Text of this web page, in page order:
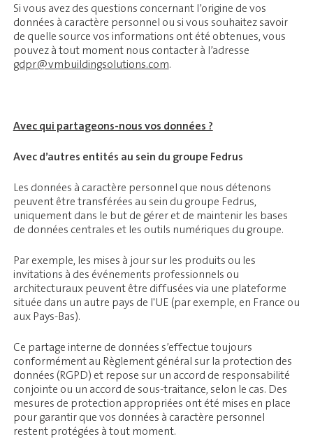
Si vous avez des questions concernant l’origine de vos
données à caractère personnel ou si vous souhaitez savoir
de quelle source vos informations ont été obtenues, vous
pouvez à tout moment nous contacter à l’adresse
gdpr@vmbuildingsolutions.com.
Avec qui partageons-nous vos données ?
Avec d’autres entités au sein du groupe Fedrus
Les données à caractère personnel que nous détenons
peuvent être transférées au sein du groupe Fedrus,
uniquement dans le but de gérer et de maintenir les bases
de données centrales et les outils numériques du groupe.
Par exemple, les mises à jour sur les produits ou les
invitations à des événements professionnels ou
architecturaux peuvent être diffusées via une plateforme
située dans un autre pays de l'UE (par exemple, en France ou
aux Pays-Bas).
Ce partage interne de données s’effectue toujours
conformément au Règlement général sur la protection des
données (RGPD) et repose sur un accord de responsabilité
conjointe ou un accord de sous-traitance, selon le cas. Des
mesures de protection appropriées ont été mises en place
pour garantir que vos données à caractère personnel
restent protégées à tout moment.